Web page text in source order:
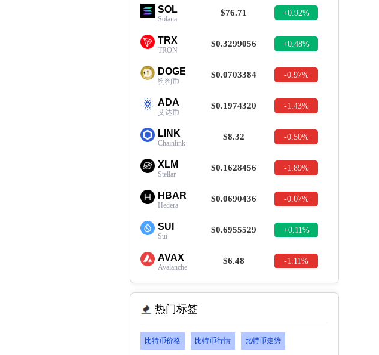
SOL
Solana
$76.71 +0.92%
TRX
TRON
$0.3299056 +0.48%
DOGE
狗狗币
$0.0703384 -0.97%
ADA
艾达币
$0.1974320 -1.43%
LINK
Chainlink
$8.32 -0.50%
XLM
Stellar
$0.1628456 -1.89%
HBAR
Hedera
$0.0690436 -0.07%
SUI
Sui
$0.6955529 +0.11%
AVAX
Avalanche
$6.48 -1.11%
热门标签
比特币价格 比特币行情 比特币走势